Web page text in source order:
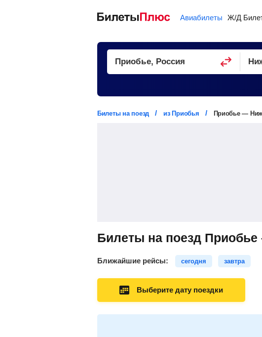
Авиабилеты Ж/Д
Билеты на поезд из Приобья Приобье —
Билеты на поезд
Ближайшие рейсы: сегодня завтра
Выберите дату поездки